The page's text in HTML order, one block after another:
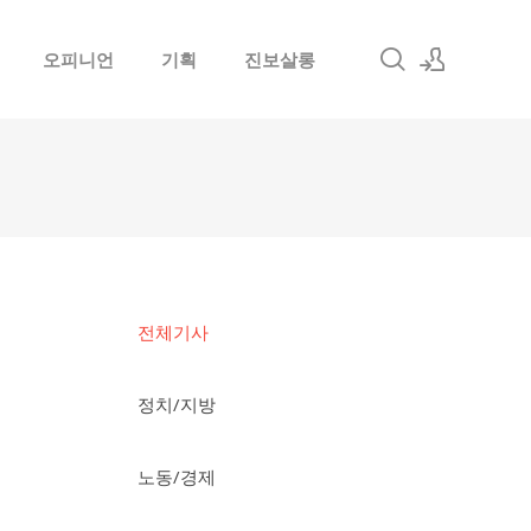
오피니언 기획 진보살롱
전체기사
정치/지방
노동/경제